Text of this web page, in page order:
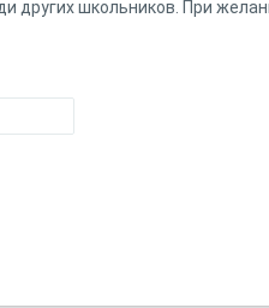
других школьников. При